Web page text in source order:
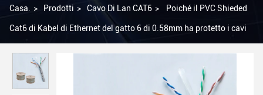
Casa. > Prodotti > Cavo Di Lan CAT6 > Poiché il PVC Shieded
Cat6 di Kabel di Ethernet del gatto 6 di 0.58mm ha protetto i cavi